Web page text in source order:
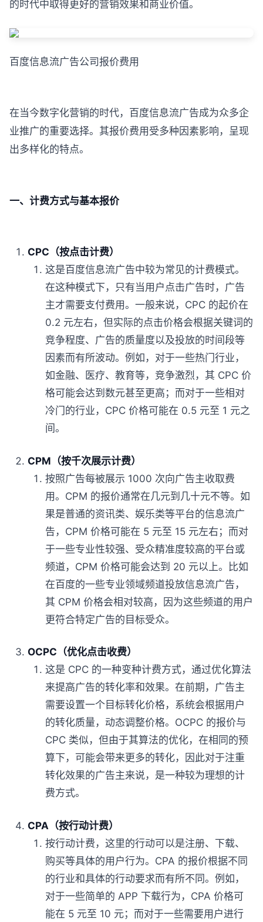
的时代中取得更好的营销效果和商业价值。
百度信息流广告公司报价费用
在当今数字化营销的时代，百度信息流广告成为众多企
业推广的重要选择。其报价费用受多种因素影响，呈现
出多样化的特点。
一、计费方式与基本报价
CPC（按点击计费）
这是百度信息流广告中较为常见的计费模式。
在这种模式下，只有当用户点击广告时，广告
主才需要支付费用。一般来说，CPC 的起价在
0.2 元左右，但实际的点击价格会根据关键词的
竞争程度、广告的质量度以及投放的时间段等
因素而有所波动。例如，对于一些热门行业，
如金融、医疗、教育等，竞争激烈，其 CPC 价
格可能会达到数元甚至更高；而对于一些相对
冷门的行业，CPC 价格可能在 0.5 元至 1 元之
间。
CPM（按千次展示计费）
按照广告每被展示 1000 次向广告主收取费
用。CPM 的报价通常在几元到几十元不等。如
果是普通的资讯类、娱乐类等平台的信息流广
告，CPM 价格可能在 5 元至 15 元左右；而对
于一些专业性较强、受众精准度较高的平台或
频道，CPM 价格可能会达到 20 元以上。比如
在百度的一些专业领域频道投放信息流广告，
其 CPM 价格会相对较高，因为这些频道的用户
更符合特定广告的目标受众。
OCPC（优化点击收费）
这是 CPC 的一种变种计费方式，通过优化算法
来提高广告的转化率和效果。在前期，广告主
需要设置一个目标转化价格，系统会根据用户
的转化质量，动态调整价格。OCPC 的报价与
CPC 类似，但由于其算法的优化，在相同的预
算下，可能会带来更多的转化，因此对于注重
转化效果的广告主来说，是一种较为理想的计
费方式。
CPA（按行动计费）
按行动计费，这里的行动可以是注册、下载、
购买等具体的用户行为。CPA 的报价根据不同
的行业和具体的行动要求而有所不同。例如，
对于一些简单的 APP 下载行为，CPA 价格可
能在 5 元至 10 元；而对于一些需要用户进行